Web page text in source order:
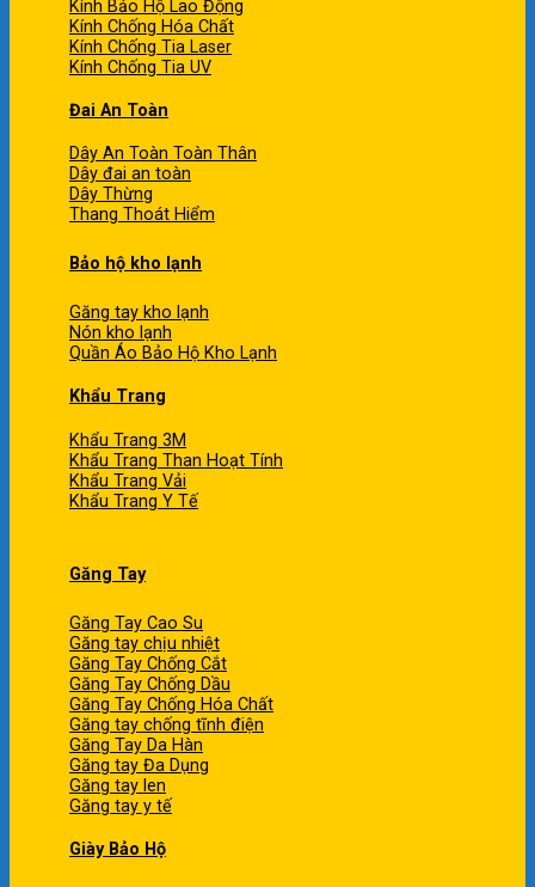
Kính Bảo Hộ Lao Động
Kính Chống Hóa Chất
Kính Chống Tia Laser
Kính Chống Tia UV
Đai An Toàn
Dây An Toàn Toàn Thân
Dây đai an toàn
Dây Thừng
Thang Thoát Hiểm
Bảo hộ kho lạnh
Găng tay kho lạnh
Nón kho lạnh
Quần Áo Bảo Hộ Kho Lạnh
Khẩu Trang
Khẩu Trang 3M
Khẩu Trang Than Hoạt Tính
Khẩu Trang Vải
Khẩu Trang Y Tế
Găng Tay
Găng Tay Cao Su
Găng tay chịu nhiệt
Găng Tay Chống Cắt
Găng Tay Chống Dầu
Găng Tay Chống Hóa Chất
Găng tay chống tĩnh điện
Găng Tay Da Hàn
Găng tay Đa Dụng
Găng tay len
Găng tay y tế
Giày Bảo Hộ